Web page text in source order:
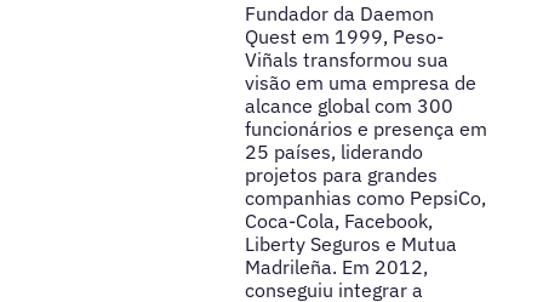
Fundador da Daemon
Quest em 1999, Peso-
Viñals transformou sua
visão em uma empresa de
alcance global com 300
funcionários e presença em
25 países, liderando
projetos para grandes
companhias como PepsiCo,
Coca-Cola, Facebook,
Liberty Seguros e Mutua
Madrileña. Em 2012,
conseguiu integrar a